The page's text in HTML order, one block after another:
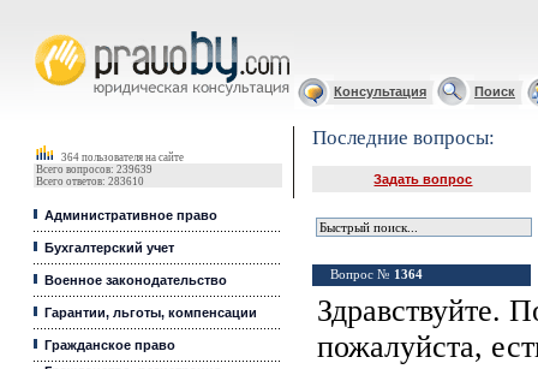
Консультация Поиск
364 пользователя на сайте
Всего вопросов: 239639
Всего ответов: 283610
Административное право
Бухгалтерский учет
Военное законодательство
Гарантии, льготы, компенсации
Гражданское право
Последние вопросы:
Задать вопрос
Вопрос № 1364
Здравствуйте.
пожалуйста,